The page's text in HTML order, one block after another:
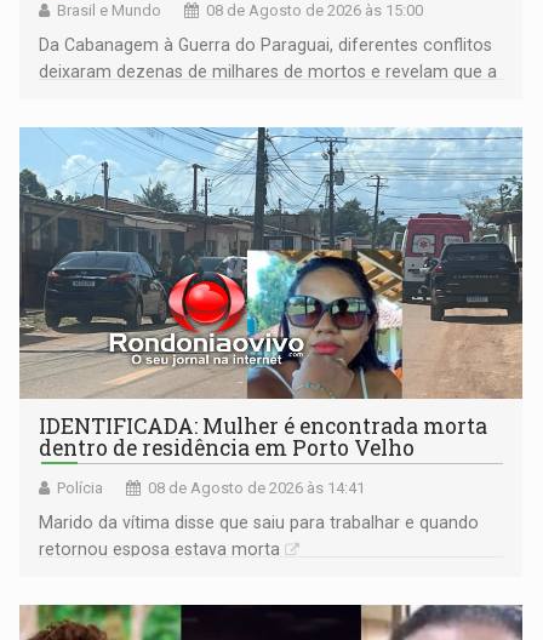
Brasil e Mundo 08 de Agosto de 2026 às 15:00
Da Cabanagem à Guerra do Paraguai, diferentes conflitos
deixaram dezenas de milhares de mortos e revelam que a
territoriais e sociais
IDENTIFICADA: Mulher é encontrada morta
dentro de residência em Porto Velho
Polícia 08 de Agosto de 2026 às 14:41
Marido da vítima disse que saiu para trabalhar e quando
retornou esposa estava morta